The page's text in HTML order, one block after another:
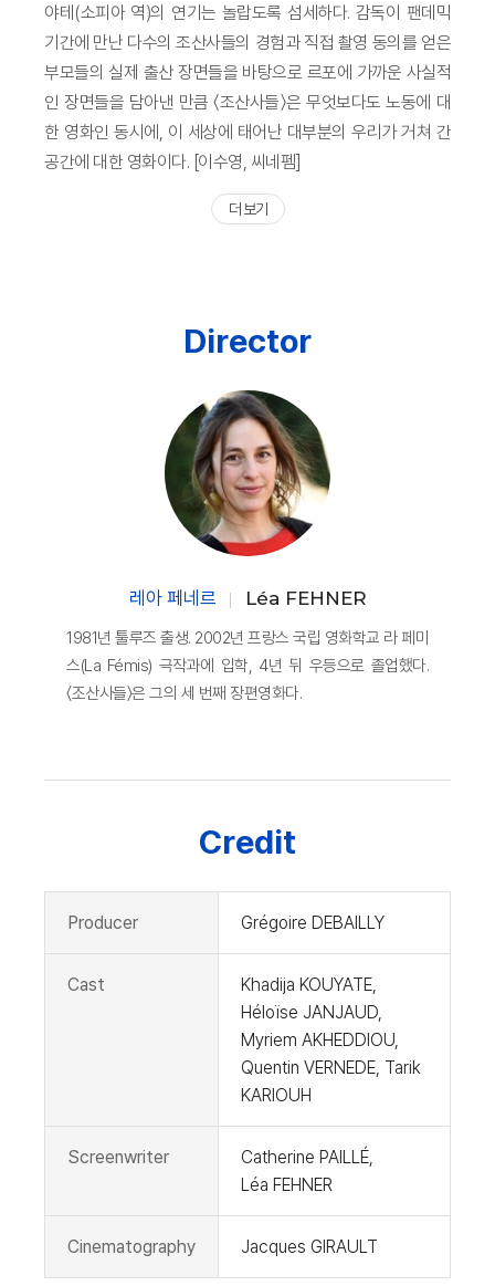
야테(소피아 역)의 연기는 놀랍도록 섬세하다. 감독이 팬데믹
기간에 만난 다수의 조산사들의 경험과 직접 촬영 동의를 얻은
부모들의 실제 출산 장면들을 바탕으로 르포에 가까운 사실적
인 장면들을 담아낸 만큼 〈조산사들〉은 무엇보다도 노동에 대
한 영화인 동시에, 이 세상에 태어난 대부분의 우리가 거쳐 간
공간에 대한 영화이다. [이수영, 씨네펨]
더 보기
Director
레아 페네르 Léa FEHNER
1981년 툴루즈 출생. 2002년 프랑스 국립 영화학교 라 페미
스(La Fémis) 극작과에 입학, 4년 뒤 우등으로 졸업했다.
〈조산사들〉은 그의 세 번째 장편영화다.
Credit
Producer Grégoire DEBAILLY
Cast
Khadija KOUYATE,
Héloïse JANJAUD,
Myriem AKHEDDIOU,
Quentin VERNEDE, Tarik
KARIOUH
Screenwriter
Catherine PAILLÉ,
Léa FEHNER
Cinematography Jacques GIRAULT